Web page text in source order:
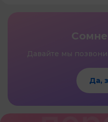
Давайте мы
Да,